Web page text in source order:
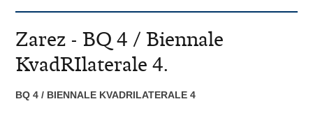
Zarez - BQ 4 / Biennale
KvadRIlaterale 4.
BQ 4 / BIENNALE KVADRILATERALE 4